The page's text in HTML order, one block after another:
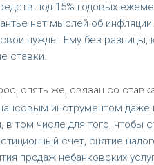
под 15% годовых
нет мыслей об
нужды. Ему без
ставки.
опять же, связан со
инструментом даже
в том числе для того,
счет, снятие
продаж небанковских